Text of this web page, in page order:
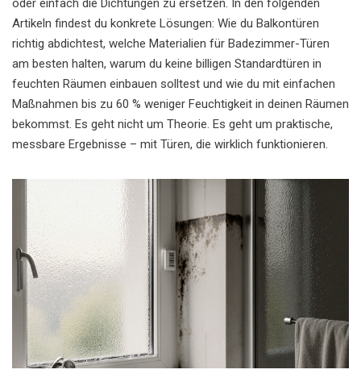
oder einfach die Dichtungen zu ersetzen. In den folgenden
Artikeln findest du konkrete Lösungen: Wie du Balkontüren
richtig abdichtest, welche Materialien für Badezimmer-Türen
am besten halten, warum du keine billigen Standardtüren in
feuchten Räumen einbauen solltest und wie du mit einfachen
Maßnahmen bis zu 60 % weniger Feuchtigkeit in deinen Räumen
bekommst. Es geht nicht um Theorie. Es geht um praktische,
messbare Ergebnisse – mit Türen, die wirklich funktionieren.